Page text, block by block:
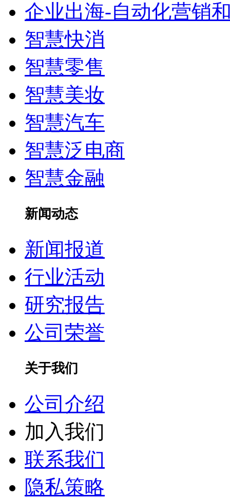
企业出海-自动化营销
智慧快消
智慧零售
智慧美妆
智慧汽车
智慧泛电商
智慧金融
新闻动态
新闻报道
行业活动
研究报告
公司荣誉
关于我们
公司介绍
加入我们
联系我们
隐私策略